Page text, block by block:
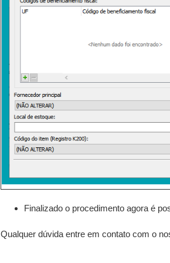
Finalizado o procedimento agora é
Qualquer dúvida entre em contato com o